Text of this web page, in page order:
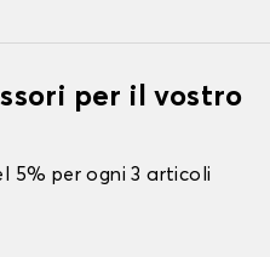
per il vostro
5% per ogni 3 articoli